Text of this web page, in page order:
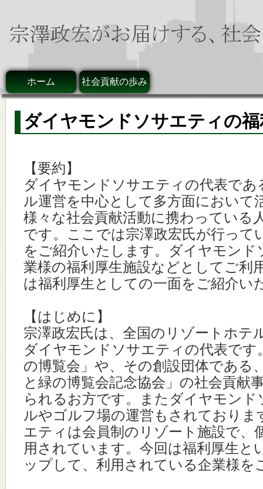
ホーム 社会貢献の歩み
ダイヤモンドソサエティの
【要約】
ダイヤモンドソサエティの代表であ
ル運営を中心として多方面において
様々な社会貢献活動に携わっている
です。ここでは宗澤政宏氏が行って
をご紹介いたします。ダイヤモンド
業様の福利厚生施設などとしてご利
は福利厚生としての一面をご紹介い
【はじめに】
宗澤政宏氏は、全国のリゾートホテ
ダイヤモンドソサエティの代表です
の博覧会」や、その創設団体である
と緑の博覧会記念協会」の社会貢献
られるお方です。またダイヤモン
ルやゴルフ場の運営もされており
エティは会員制のリゾート施設で、
用されています。今回は福利厚生と
ップして、利用されている企業様を